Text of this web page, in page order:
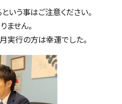
いう事はご注意ください。
ません。
実行の方は幸運でした。